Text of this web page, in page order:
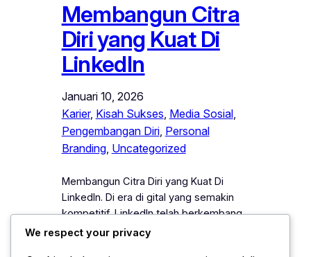
Membangun Citra
Diri yang Kuat Di
LinkedIn
Januari 10, 2026
Karier, Kisah Sukses, Media Sosial
Pengembangan Diri, Personal
Branding, Uncategorized
Membangun Citra Diri yang Kuat Di
LinkedIn. Di era di gital yang semakin
kompetitif, LinkedIn telah berkembang
menjadi lebih dari sekadar platform
We respect your privacy